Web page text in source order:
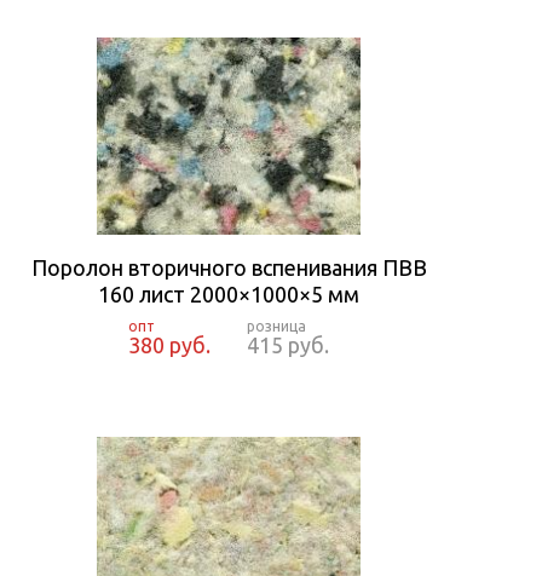
Поролон вторичного вспенивания ПВВ
160 лист 2000×1000×5 мм
380 руб. 415 руб.